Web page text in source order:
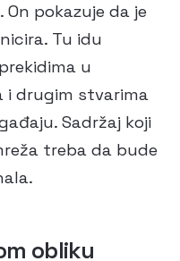
On pokazuje da je
Tu idu
u
i drugim stvarima
Sadržaj koji
treba da bude
obliku